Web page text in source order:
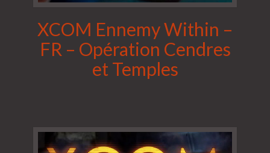
XCOM Ennemy Within –
FR – Opération Cendres
et Temples